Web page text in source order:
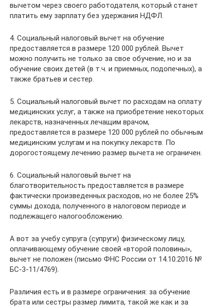
вычетом через своего работодателя, который станет
платить ему зарплату без удержания НДФЛ.
4. Социальный налоговый вычет на обучение
предоставляется в размере 120 000 рублей. Вычет
можно получить не только за свое обучение, но и за
обучение своих детей (в т.ч. и приемных, подопечных), а
также братьев и сестер.
5. Социальный налоговый вычет по расходам на оплату
медицинских услуг, а также на приобретение некоторых
лекарств, назначенных лечащим врачом,
предоставляется в размере 120 000 рублей по обычным
медицинским услугам и на покупку лекарств. По
дорогостоящему лечению размер вычета не ограничен.
6. Социальный налоговый вычет на
благотворительность предоставляется в размере
фактически произведенных расходов, но не более 25%
суммы дохода, полученного в налоговом периоде и
подлежащего налогообложению.
А вот за учебу супруга (супруги) физическому лицу,
оплачивающему обучение своей «второй половины»,
вычет не положен (письмо ФНС России от 14.10.2016 №
БС-3-11/4769).
Различия есть и в размере ограничения: за обучение
брата или сестры размер лимита, такой же как и за